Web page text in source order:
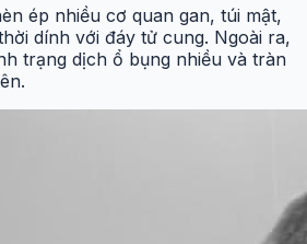
ép nhiều cơ quan gan, túi mật,
dính với đáy tử cung. Ngoài ra,
trạng dịch ổ bụng nhiều và tràn